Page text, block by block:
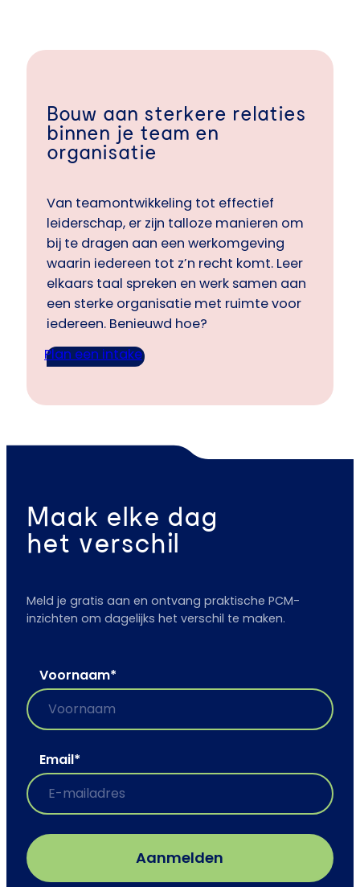
Bouw aan sterkere relaties
binnen je team en
organisatie
Van teamontwikkeling tot effectief
leiderschap, er zijn talloze manieren om
bij te dragen aan een werkomgeving
waarin iedereen tot z’n recht komt. Leer
elkaars taal spreken en werk samen aan
een sterke organisatie met ruimte voor
iedereen. Benieuwd hoe?
Plan een intake
Maak elke dag
het verschil
Meld je gratis aan en ontvang praktische PCM-
inzichten om dagelijks het verschil te maken.
Voornaam*
Email*